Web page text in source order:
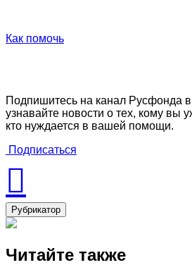
Как помочь
Подпишитесь на канал Русфонда в
узнавайте новости о тех, кому вы
кто нуждается в вашей помощи.
Подписаться
Рубрикатор
Читайте также